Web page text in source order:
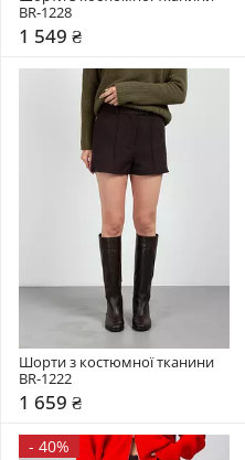
BR-1228
1 549 ₴
Шорти з костюмної тканини
BR-1222
1 659 ₴
- 40%